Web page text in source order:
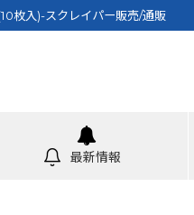
枚入)-スクレイパー販売/通販
最新情報